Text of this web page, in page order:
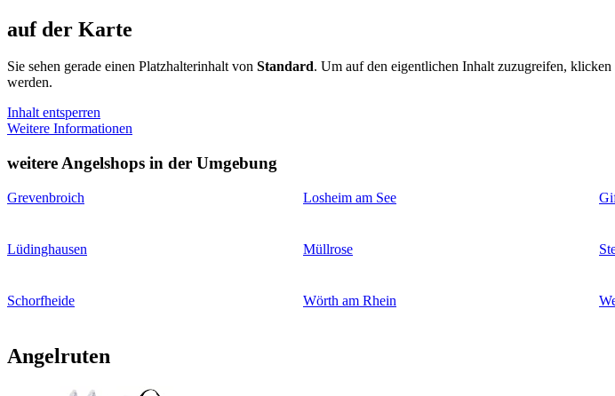
auf der Karte
Sie sehen gerade einen Platzhalterinhalt von Standard. Um auf den eigentlichen Inhalt zuzugreifen,
werden.
Inhalt entsperren
Weitere Informationen
weitere Angelshops in der Umgebung
Grevenbroich Losheim am See
Lüdinghausen Müllrose
Schorfheide Wörth am Rhein
Angelruten